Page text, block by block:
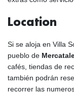
Location
Si se aloja en Villa
pueblo de
cafés, tiendas de
también podrán
recorrer las